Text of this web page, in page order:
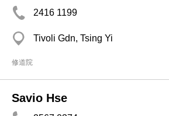
2416 1199
Tivoli Gdn, Tsing Yi
修道院
Savio Hse